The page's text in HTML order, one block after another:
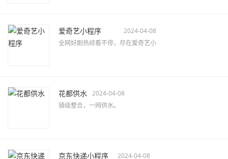
爱奇艺小程序
2024-04-08
全网好剧热综看不停，尽在爱奇艺小
花都供水 2024-04-08
镇级整合，一网供水。
京东快递小程序
2024-04-08